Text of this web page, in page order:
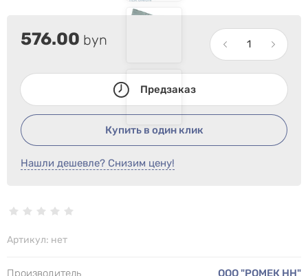
576.00 byn
Предзаказ
Купить в один клик
Нашли дешевле? Снизим цену!
Артикул: нет
Производитель ООО "РОМЕК НН"